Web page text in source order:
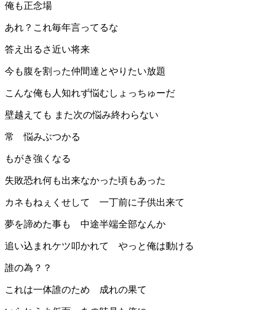
俺も正念場
あれ？これ毎年言ってるな
答え出るさ近い将来
今も腹を割った仲間達とやりたい放題
こんな俺も人知れず悩むしょっちゅーだ
壁越えても また次の悩み終わらない
常 悩みぶつかる
もがき強くなる
失敗恐れ何も出来なかった頃もあった
カネもねぇくせして 一丁前に子供出来て
夢を諦めた事も 中途半端全部なんか
追い込まれケツ叩かれて やっと俺は動ける
誰の為？？
これは一体誰のため 成れの果て